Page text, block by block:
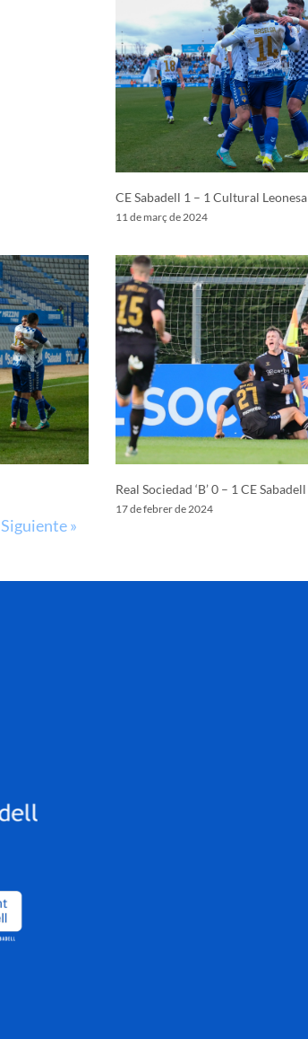
CE Sabadell 1 – 1 Cultural Leonesa
11 de març de 2024
Real Sociedad ‘B’ 0 – 1 CE Sabadell
17 de febrer de 2024
Siguiente »